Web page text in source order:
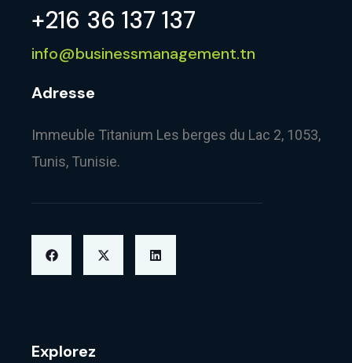
+216 36 137 137
info@businessmanagement.tn
Adresse
Immeuble Titanium Les berges du Lac 2, 1053,
Tunis, Tunisie.
Explorez